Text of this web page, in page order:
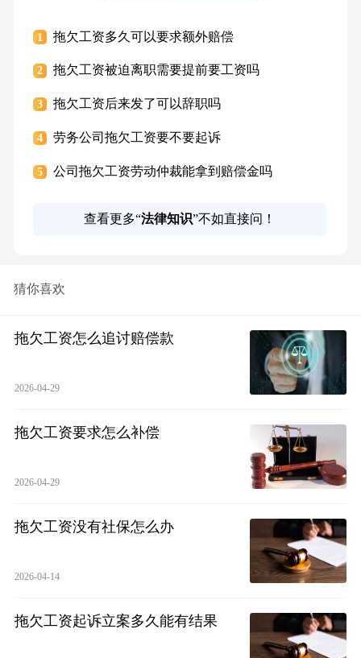
1 拖欠工资多久可以要求额外赔偿
2 拖欠工资被迫离职需要提前要工资吗
3 拖欠工资后来发了可以辞职吗
4 劳务公司拖欠工资要不要起诉
5 公司拖欠工资劳动仲裁能拿到赔偿金吗
查看更多“法律知识”不如直接问！
猜你喜欢
拖欠工资怎么追讨赔偿款
2026-04-29
拖欠工资要求怎么补偿
2026-04-29
拖欠工资没有社保怎么办
2026-04-14
拖欠工资起诉立案多久能有结果